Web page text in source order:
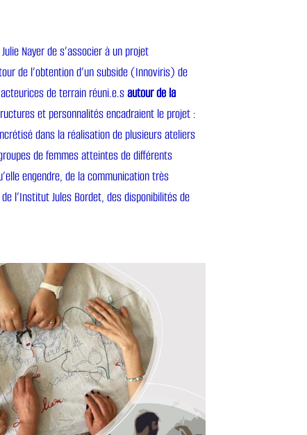
Nayer de s’associer à un projet
de l’obtention d’un subside (Innoviris) de
de terrain réuni.e.sautour de la
et personnalités encadraient le projet :
dans la réalisation de plusieurs ateliers
de femmes atteintes de différents
engendre, de la communication très
l’Institut Jules Bordet, des disponibilités de